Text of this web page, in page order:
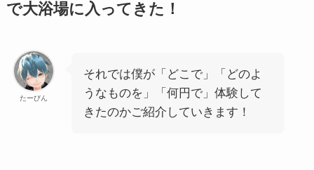
で大浴場に入ってきた！
たーびん
それでは僕が「どこで」「どのよ
うなものを」「何円で」体験して
きたのかご紹介していきます！